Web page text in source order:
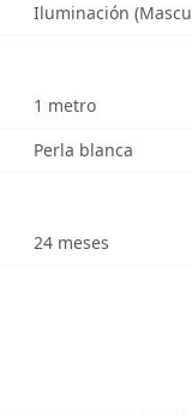
Iluminación
1 metro
Perla blanca
24 meses